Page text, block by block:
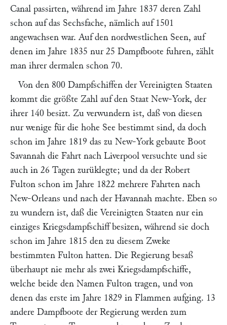
Canal passirten, während im Jahre 1837 deren Zahl
schon auf das Sechsfache, nämlich auf 1501
angewachsen war. Auf den nordwestlichen Seen, auf
denen im Jahre 1835 nur 25 Dampfboote fuhren, zählt
man ihrer dermalen schon 70.
Von den 800 Dampfschiffen der Vereinigten Staaten
kommt die größte Zahl auf den Staat New-York, der
ihrer 140 besizt. Zu verwundern ist, daß von diesen
nur wenige für die hohe See bestimmt sind, da doch
schon im Jahre 1819 das zu New-York gebaute Boot
Savannah die Fahrt nach Liverpool versuchte und sie
auch in 26 Tagen zurüklegte; und da der Robert
Fulton schon im Jahre 1822 mehrere Fahrten nach
New-Orleans und nach der Havannah machte. Eben so
zu wundern ist, daß die Vereinigten Staaten nur ein
einziges Kriegsdampfschiff besizen, während sie doch
schon im Jahre 1815 den zu diesem Zweke
bestimmten Fulton hatten. Die Regierung besaß
überhaupt nie mehr als zwei Kriegsdampfschiffe,
welche beide den Namen Fulton tragen, und von
denen das erste im Jahre 1829 in Flammen aufging. 13
andere Dampfboote der Regierung werden zum